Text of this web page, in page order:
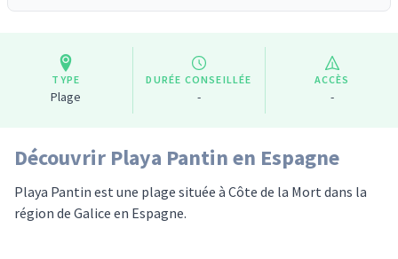
TYPE
Plage
DURÉE CONSEILLÉE
-
ACCÈS
-
Découvrir Playa Pantin en Espagne
Playa Pantin est une plage située à Côte de la Mort dans la
région de Galice en Espagne.